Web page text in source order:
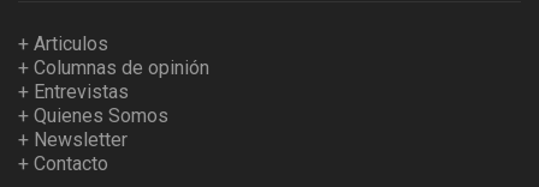
+ Articulos
+ Columnas de opinión
+ Entrevistas
+ Quienes Somos
+ Newsletter
+ Contacto